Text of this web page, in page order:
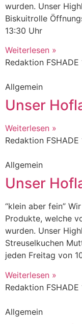
wurden. Unser
Biskuitrolle
13:30 Uhr
Weiterlesen »
Redaktion FSHADE
Allgemein
Unser
Weiterlesen »
Redaktion FSHADE
Allgemein
Unser
“klein aber fein”
Produkte, welche
wurden. Unser
Streuselkuchen
jeden Freitag von
Weiterlesen »
Redaktion FSHADE
Allgemein